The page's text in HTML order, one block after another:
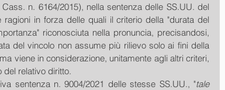
n. 6164/2015), nella sentenza delle SS.UU. del
in forza delle quali il criterio della "durata del
riconosciuta nella pronuncia, precisandosi,
del vincolo non assume più rilievo solo ai fini della
viene in considerazione, unitamente agli altri criteri,
del relativo diritto.
sentenza n. 9004/2021 delle stesse SS.UU., "tale